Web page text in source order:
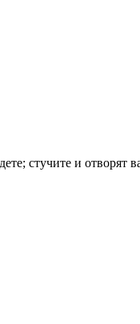
стучите и отворят